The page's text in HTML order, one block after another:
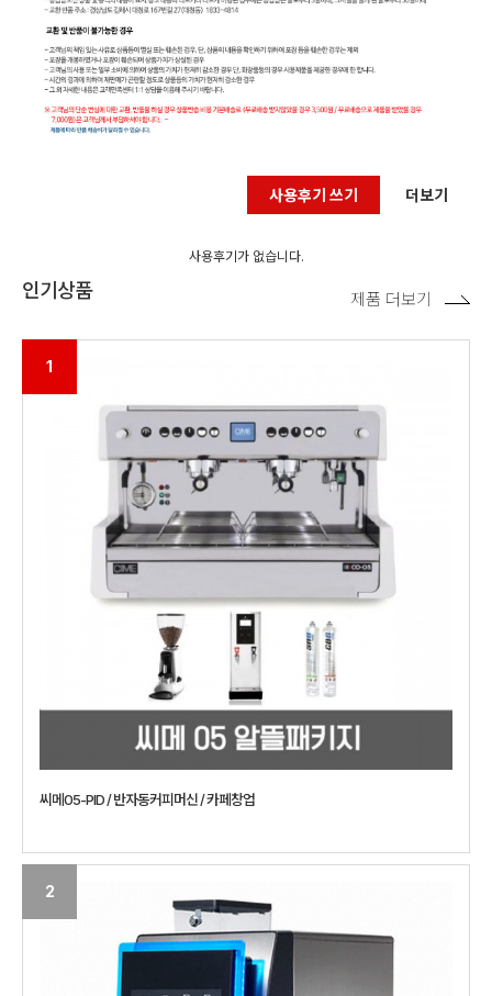
사용후기 쓰기 더보기
사용후기가 없습니다.
인기상품
1
씨메05-PID / 반자동커피머신 / 카페창업
2
제품 더보기